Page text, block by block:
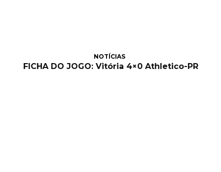
NOTÍCIAS
FICHA DO JOGO: Vitória 4×0 Athletico-PR